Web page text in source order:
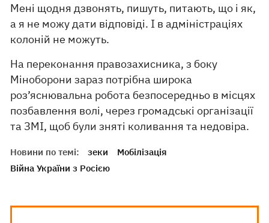
Мені щодня дзвонять, пишуть, питають, що і як,
а я не можу дати відповіді. І в адміністраціях
колоній не можуть.
На переконання правозахисника, з боку
Міноборони зараз потрібна широка
роз’яснювальна робота безпосередньо в місцях
позбавлення волі, через громадські організації
та ЗМІ, щоб були зняті коливання та недовіра.
Новини по темі: зеки
Мобілізація
Війна України з Росією